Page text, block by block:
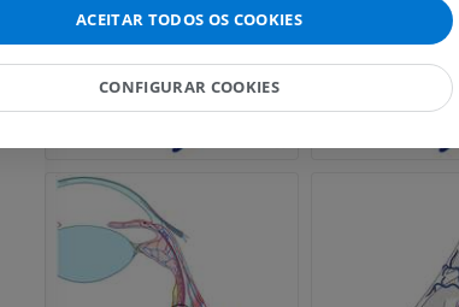
Cavalo - Osteologia
GRÁTIS
TC
PREMIUM
Cavalo – Miologia
ACEITAR TODOS OS COOKIES
CONFIGURAR COOKIES